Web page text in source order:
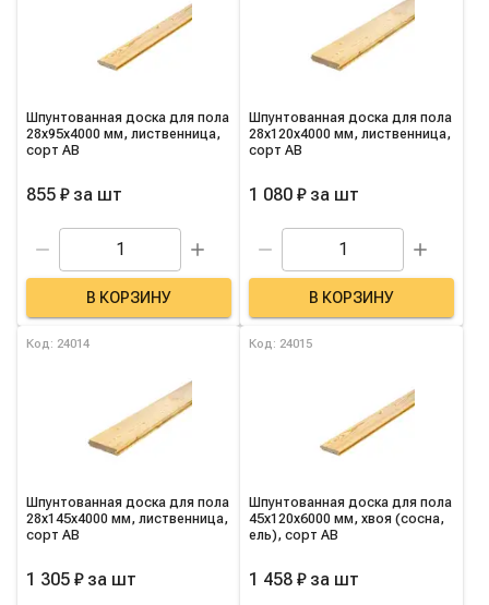
Шпунтованная доска для пола
28х95х4000 мм, лиственница,
сорт AB
855 ₽ за шт
В КОРЗИНУ
Шпунтованная доска для пола
28х120х4000 мм, лиственница,
сорт AB
1 080 ₽ за шт
В КОРЗИНУ
Код: 24014
Шпунтованная доска для пола
28х145х4000 мм, лиственница,
сорт AB
1 305 ₽ за шт
Код: 24015
Шпунтованная доска для пола
45х120х6000 мм, хвоя (сосна,
ель), сорт AB
1 458 ₽ за шт